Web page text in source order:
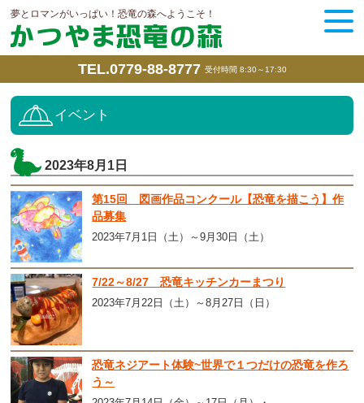
夢とロマンがいっぱい！恐竜の森へようこそ！
TEL.0779-88-8777 受付時間 8:30～17:30
イベント
2023年8月1日
第15回 図画作品コンクール【恐竜を描こう】作
品募集
2023年7月1日（土）～9月30日（土）
7/22～8/27 恐竜キッチンカーまつり
2023年7月22日（土）～8月27日（日）
恐竜ネジアート体験~世界で１つだけの恐竜を作ろ
う～